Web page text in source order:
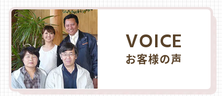
VOICE
お客様の声